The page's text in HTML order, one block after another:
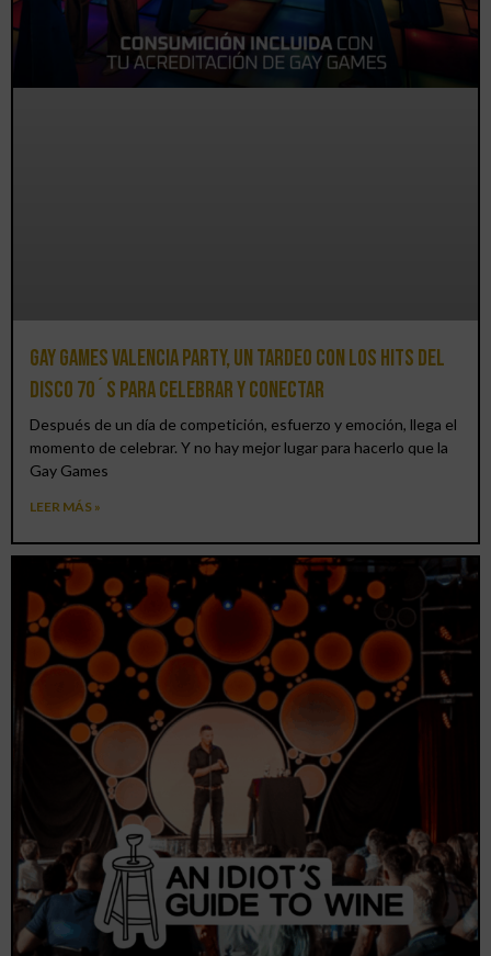
Gay Games Valencia Party, un tardeo con los hits del
DISCO 70´S para celebrar y conectar
Después de un día de competición, esfuerzo y emoción, llega el
momento de celebrar. Y no hay mejor lugar para hacerlo que la
Gay Games
LEER MÁS »